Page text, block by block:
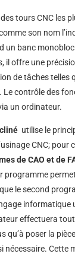
tours CNC les
son nom
un banc
il offre une
de tâches telles
Le contrôle des
un ordinateur.
utilise le
CNC; pour
de CAO et de
programme
le second
informatique
effectuera
qu’à poser la
nécessaire. Cette